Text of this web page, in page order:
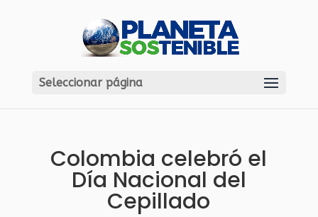
Seleccionar página
Colombia celebró el
Día Nacional del
Cepillado